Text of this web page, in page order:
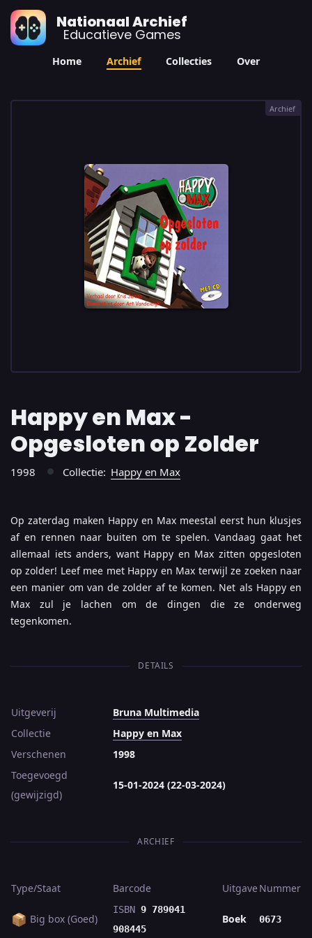
Nationaal Archief
Educatieve Games
Home Archief Collecties Over
Archief
Happy en Max -
Opgesloten op Zolder
1998 ● Collectie: Happy en Max
Op zaterdag maken Happy en Max meestal eerst hun klusjes
af en rennen naar buiten om te spelen. Vandaag gaat het
allemaal iets anders, want Happy en Max zitten opgesloten
op zolder! Leef mee met Happy en Max terwijl ze zoeken naar
een manier om van de zolder af te komen. Net als Happy en
Max zul je lachen om de dingen die ze onderweg
tegenkomen.
DETAILS
Uitgeverij
Bruna Multimedia
Collectie
Happy en Max
Verschenen
1998
Toegevoegd
(gewijzigd)
15-01-2024 (22-03-2024)
ARCHIEF
Type/Staat Barcode UitgaveNummer
📦 Big box (Goed)
ISBN 9 789041
908445
Boek 0673